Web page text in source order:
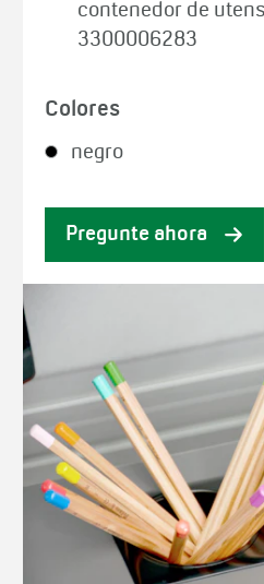
contenedor de
3300006283
Colores
negro
Pregunte ahora